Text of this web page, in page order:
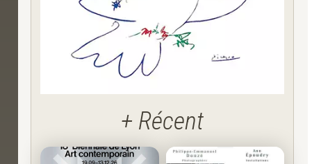
+ Récent